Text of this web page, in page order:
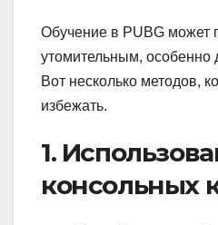
Обучение в PUBG может
утомительным, особенно
Вот несколько методов,
избежать.
1.
консольных